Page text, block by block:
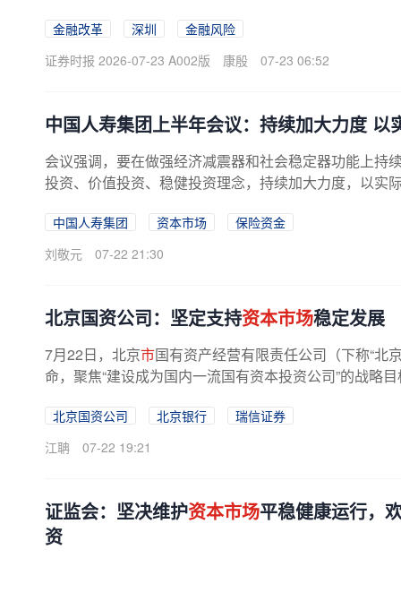
金融改革 深圳
金融风险
证券时报 2026-07-23 A002版
康殷 07-23 06:52
中国人寿集团上半年会议：持续加大力度 以
会议强调，要在做强经济减震器和社会稳定器功能上持
投资、价值投资、稳健投资理念，持续加大力度，以实
中国人寿集团 资本市场
保险资金
刘敬元
07-22 21:30
北京国资公司：坚定支持资本市场稳定发展
7月22日，北京市国有资产经营有限责任公司（下称“北
命，聚焦“建设成为国内一流国有资本投资公司”的战略
北京国资公司 北京银行
瑞信证券
江聃
07-22 19:21
证监会：坚决维护资本市场平稳健康运行，
资